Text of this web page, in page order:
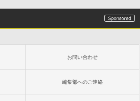
お問い合わせ
編集部へのご連絡